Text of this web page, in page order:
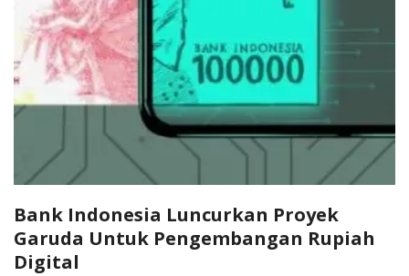
Bank Indonesia Luncurkan Proyek
Garuda Untuk Pengembangan Rupiah
Digital